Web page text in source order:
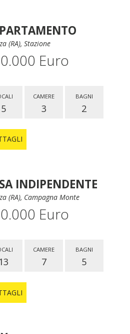
(RA), Stazione
Euro
5
CAMERE
3
BAGNI
2
INDIPENDENTE
(RA), Campagna Monte
Euro
13
CAMERE
7
BAGNI
5